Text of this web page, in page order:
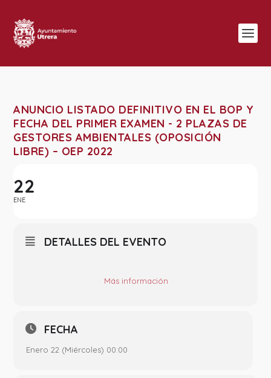
ANUNCIO LISTADO DEFINITIVO EN EL BOP Y
FECHA DEL PRIMER EXAMEN - 2 PLAZAS DE
GESTORES AMBIENTALES (OPOSICIÓN
LIBRE) – OEP 2022
22
ENE
DETALLES DEL EVENTO
Más información
FECHA
Enero 22 (Miércoles) 00:00